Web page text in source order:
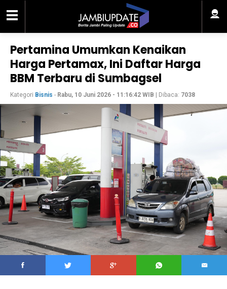
Pertamina Umumkan Kenaikan
Harga Pertamax, Ini Daftar Harga
BBM Terbaru di Sumbagsel
Kategori Bisnis - Rabu, 10 Juni 2026 - 11:16:42 WIB | Dibaca: 7038